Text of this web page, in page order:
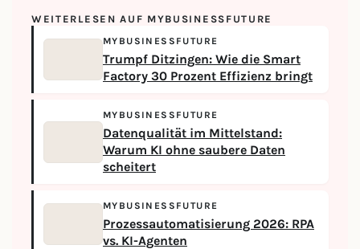
WEITERLESEN AUF MYBUSINESSFUTURE
MYBUSINESSFUTURE
Trumpf Ditzingen: Wie die Smart
Factory 30 Prozent Effizienz bringt
MYBUSINESSFUTURE
Datenqualität im Mittelstand:
Warum KI ohne saubere Daten
scheitert
MYBUSINESSFUTURE
Prozessautomatisierung 2026: RPA
vs. KI-Agenten